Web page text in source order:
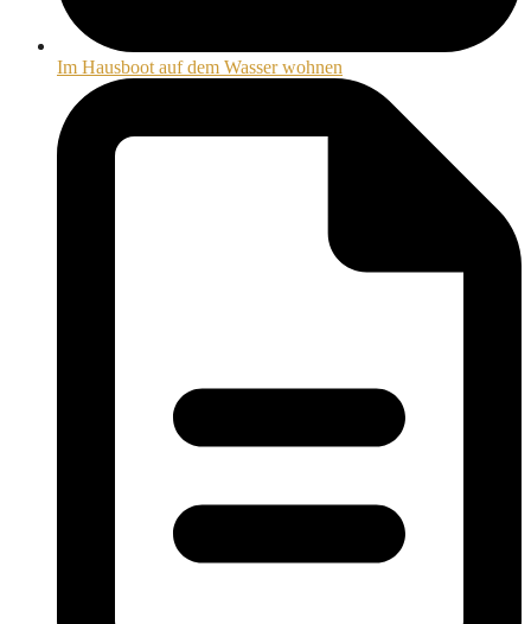
Im Hausboot auf dem Wasser wohnen